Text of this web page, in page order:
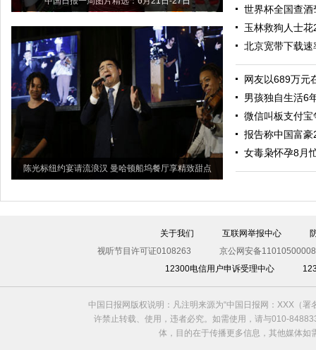
陈光标纽约宴请流浪汉 曼哈顿船坞餐厅享精致甜点
世界杯全国查
玉林救狗人士
北京宽带下载
网友以689万元
男孩独自生活6
微信叫板支付
报告称中国富
女毒枭怀孕8月
关于我们 互联网举报中心
视听节目许可证0108263
京公网安备
12300电信用户申诉受理中心
中国日报网版权说明：凡注明来源为“中国日报网：XXX（
许禁止转载、使用，违者必究。如需使用，请与010-
体，目的在于传播更多信息，其他媒体